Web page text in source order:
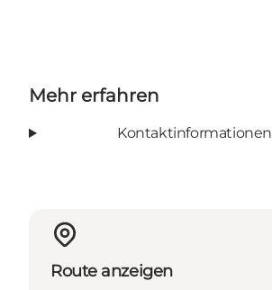
Mehr erfahren
Kontaktinformationen
Route anzeigen